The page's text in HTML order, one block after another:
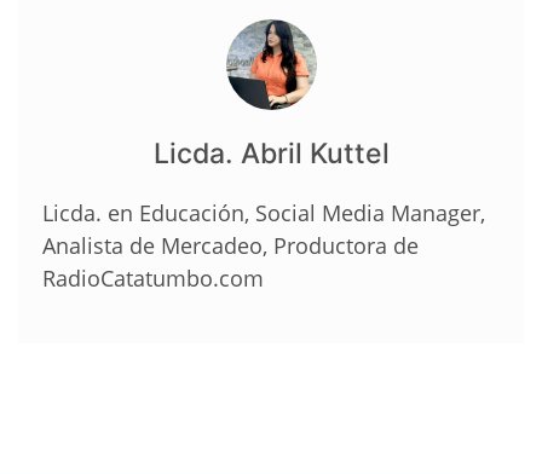
Licda. Abril Kuttel
Licda. en Educación, Social Media Manager,
Analista de Mercadeo, Productora de
RadioCatatumbo.com